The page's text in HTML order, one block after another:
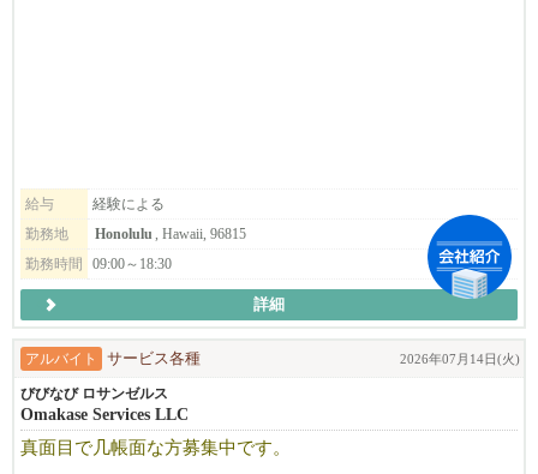
時にお知らせください。
詳細は面接の際にお話させて頂きます。ドライバー経験者優遇致
します。
面接時にお知らせください。
＝＝＝＝＝＝＝＝＝＝＝＝
ご応募お待ちしております
＝＝＝＝＝＝＝＝＝＝＝＝
頼や長期的な価値にもつながる重要な役割です。
ホスピタリティを仕事として深めたい方からのご応募をお待ちし
ています。
給与
経験による
勤務地
Honolulu, Hawaii, 96815
勤務時間
09:00～18:30
詳細
アルバイト サービス各種 2026年07月14日(火)
びびなび ロサンゼルス
Omakase Services LLC
真面目で几帳面な方募集中です。